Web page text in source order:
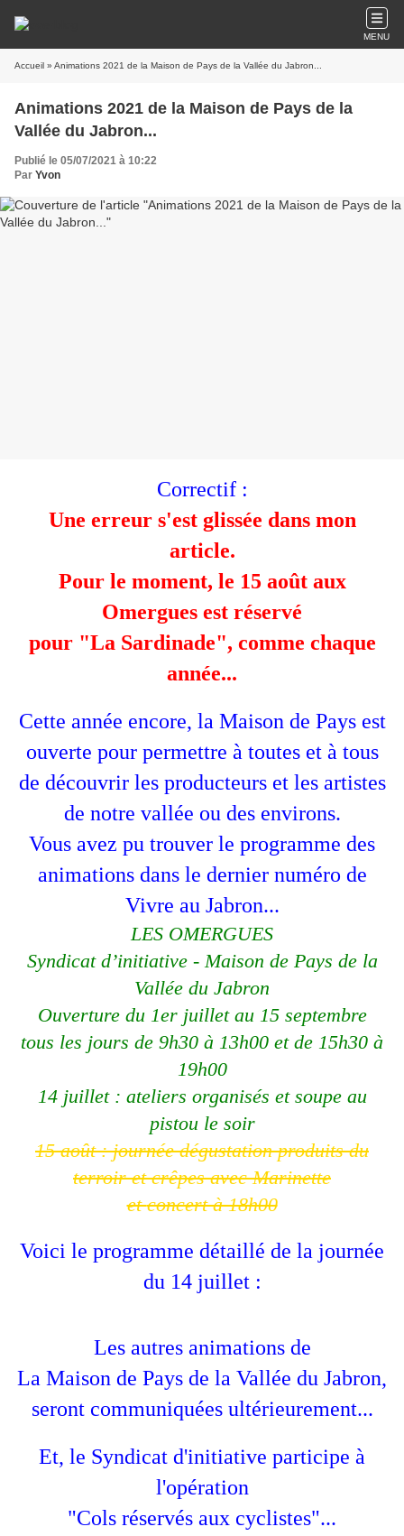
MENU
Accueil » Animations 2021 de la Maison de Pays de la Vallée du Jabron...
Animations 2021 de la Maison de Pays de la
Vallée du Jabron...
Publié le 05/07/2021 à 10:22
Par Yvon
Correctif :
Une erreur s'est glissée dans mon
article.
Pour le moment, le 15 août aux
Omergues est réservé
pour "La Sardinade", comme chaque
année...
Cette année encore, la Maison de Pays est
ouverte pour permettre à toutes et à tous
de découvrir les producteurs et les artistes
de notre vallée ou des environs.
Vous avez pu trouver le programme des
animations dans le dernier numéro de
Vivre au Jabron...
LES OMERGUES
Syndicat d’initiative - Maison de Pays de la
Vallée du Jabron
Ouverture du 1erjuillet au 15 septembre
tous les jours de 9h30 à 13h00 et de 15h30 à
19h00
14 juillet : ateliers organisés et soupe au
pistou le soir
15 août : journée dégustation produitsdu
terroir et crêpes avec Marinette
etconcert à 18h00
Voici le programme détaillé de la journée
du 14 juillet :
Les autres animations de
La Maison de Pays de la Vallée du Jabron,
seront communiquées ultérieurement...
Et, le Syndicat d'initiative participe à
l'opération
"Cols réservés aux cyclistes"...